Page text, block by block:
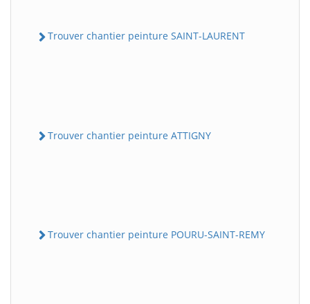
Trouver chantier peinture SAINT-LAURENT
Trouver chantier peinture ATTIGNY
Trouver chantier peinture POURU-SAINT-REMY